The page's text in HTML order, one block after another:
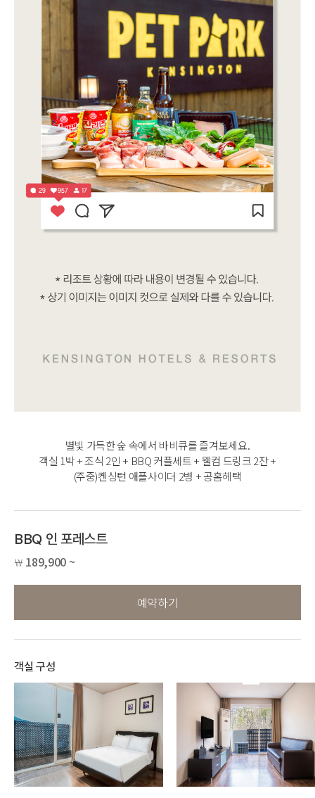
별빛 가득한 숲 속에서 바비큐를 즐겨보세요.
객실 1박 + 조식 2인 + BBQ 커플세트 + 웰컴 드링크 2잔 +
(주중)켄싱턴 애플사이더 2병 + 공홈헤택
BBQ 인 포레스트
￦ 189,900 ~
예약하기
객실 구성